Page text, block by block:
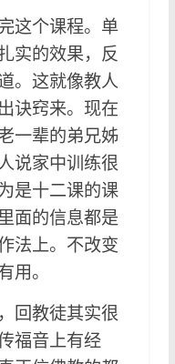
这个课程。单
实的效果，反
。这就像教人
诀窍来。现在
一辈的弟兄姊
说家中训练很
是十二课的课
面的信息都是
法上。不改变
用。
回教徒其实很
福音上有经